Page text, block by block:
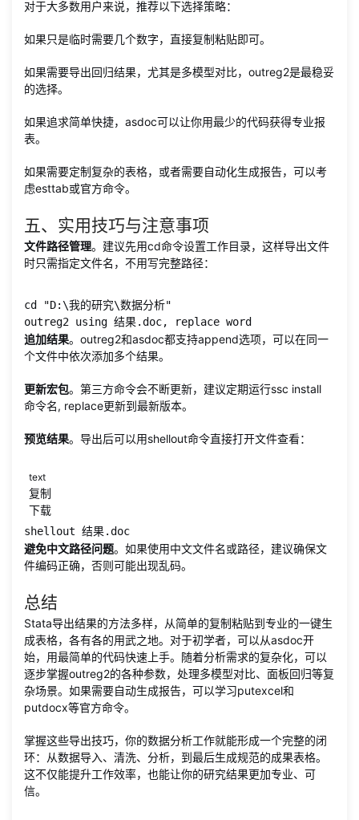
对于大多数用户来说，推荐以下选择策略：
如果只是临时需要几个数字，直接复制粘贴即可。
如果需要导出回归结果，尤其是多模型对比，outreg2是最稳妥
的选择。
如果追求简单快捷，asdoc可以让你用最少的代码获得专业报
表。
如果需要定制复杂的表格，或者需要自动化生成报告，可以考
虑esttab或官方命令。
五、实用技巧与注意事项
文件路径管理。建议先用cd命令设置工作目录，这样导出文件
时只需指定文件名，不用写完整路径：
cd "D:\我的研究\数据分析"
outreg2 using 结果.doc, replace word
追加结果。outreg2和asdoc都支持append选项，可以在同一
个文件中依次添加多个结果。
更新宏包。第三方命令会不断更新，建议定期运行ssc install
命令名, replace更新到最新版本。
预览结果。导出后可以用shellout命令直接打开文件查看：
text
复制
下载
shellout 结果.doc
避免中文路径问题。如果使用中文文件名或路径，建议确保文
件编码正确，否则可能出现乱码。
总结
Stata导出结果的方法多样，从简单的复制粘贴到专业的一键生
成表格，各有各的用武之地。对于初学者，可以从asdoc开
始，用最简单的代码快速上手。随着分析需求的复杂化，可以
逐步掌握outreg2的各种参数，处理多模型对比、面板回归等复
杂场景。如果需要自动生成报告，可以学习putexcel和
putdocx等官方命令。
掌握这些导出技巧，你的数据分析工作就能形成一个完整的闭
环：从数据导入、清洗、分析，到最后生成规范的成果表格。
这不仅能提升工作效率，也能让你的研究结果更加专业、可
信。